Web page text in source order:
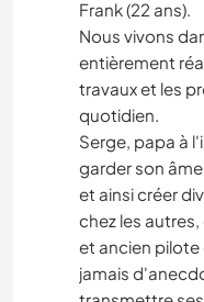
Frank (22 ans).
Nous vivons
entièrement
travaux et les
quotidien.
Serge, papa à
garder son
et ainsi créer
chez les
et ancien
jamais